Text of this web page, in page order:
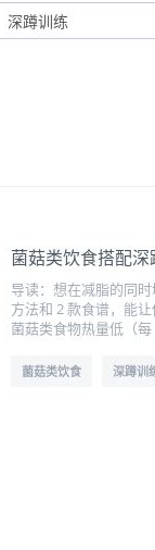
菌菇类饮食搭配
导读：想在减脂的同
方法和 2 款食谱，能
菌菇类食物热量低（
菌菇类饮食 深蹲训